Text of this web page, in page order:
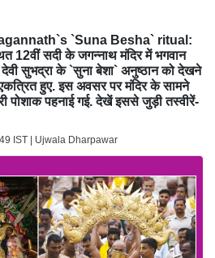
`Suna Besha` ritual:
12वीं सदी के जगन्नाथ मंदिर में भगवान
सुभद्रा के `सुना बेशा` अनुष्ठान को देखने
हुए. इस अवसर पर मंदिर के सामने
पोशाक पहनाई गई. देखें इससे जुड़ी तस्वीरें-
IST | Ujwala Dharpawar